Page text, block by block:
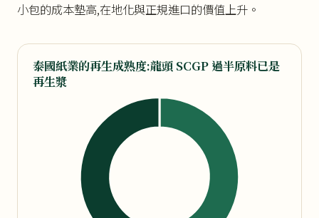
小包的成本墊高,在地化與正規進口的價值上升。
泰國紙業的再生成熟度:龍頭 SCGP 過半原料已是
再生漿